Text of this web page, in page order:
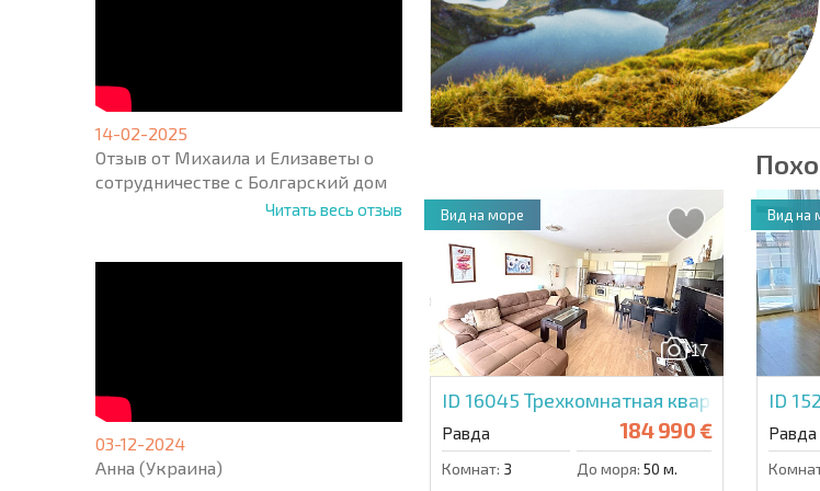
14-02-2025
Отзыв от Михаила и Елизаветы о
сотрудничестве с Болгарский дом
Читать весь отзыв
03-12-2024
Анна (Украина)
17
ID 16045 Трехкомнатная квартира в
Равда 184 990 €
Комнат: 3 До моря: 50 м.
Вид на море
ID
Равда
Вид на